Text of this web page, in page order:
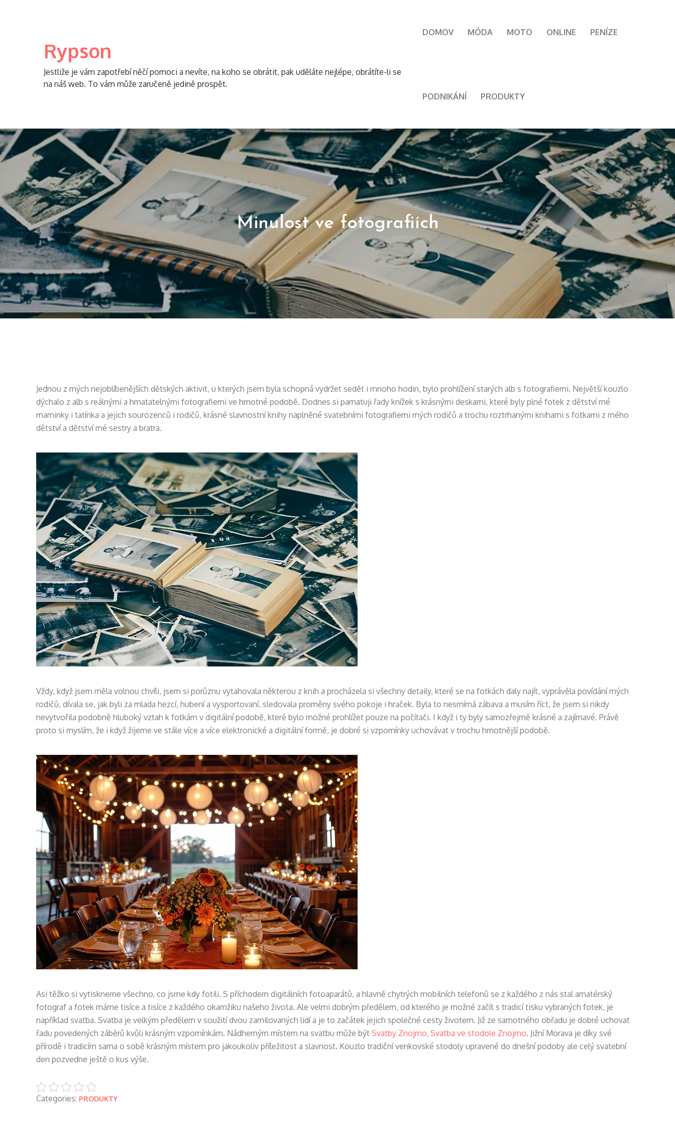
Rypson
Jestliže je vám zapotřebí něčí pomoci a nevíte, na koho se obrátit, pak uděláte nejlépe, obrátíte-li se
na náš web. To vám může zaručeně jedině prospět.
DOMOV MÓDA MOTO ONLINE PENÍZE
PODNIKÁNÍ PRODUKTY
Minulost ve fotografiích
Jednou z mých nejoblíbenějších dětských aktivit, u kterých jsem byla schopná vydržet sedět i mnoho hodin, bylo prohlížení starých alb s fotografiemi. Největší kouzlo
dýchalo z alb s reálnými a hmatatelnými fotografiemi ve hmotné podobě. Dodnes si pamatuji řady knížek s krásnými deskami, které byly plné fotek z dětství mé
maminky i tatínka a jejich sourozenců i rodičů, krásné slavnostní knihy naplněné svatebními fotografiemi mých rodičů a trochu roztrhanými knihami s fotkami z mého
dětství a dětství mé sestry a bratra.
Vždy, když jsem měla volnou chvíli, jsem si porůznu vytahovala některou z knih a procházela si všechny detaily, které se na fotkách daly najít, vyprávěla povídání mých
rodičů, dívala se, jak byli za mlada hezcí, hubení a vysportovaní, sledovala proměny svého pokoje i hraček. Byla to nesmírná zábava a musím říct, že jsem si nikdy
nevytvořila podobně hluboký vztah k fotkám v digitální podobě, které bylo možné prohlížet pouze na počítači. I když i ty byly samozřejmě krásné a zajímavé. Právě
proto si myslím, že i když žijeme ve stále více a více elektronické a digitální formě, je dobré si vzpomínky uchovávat v trochu hmotnější podobě.
Asi těžko si vytiskneme všechno, co jsme kdy fotili. S příchodem digitálních fotoaparátů, a hlavně chytrých mobilních telefonů se z každého z nás stal amatérský
fotograf a fotek máme tisíce a tisíce z každého okamžiku našeho života. Ale velmi dobrým předělem, od kterého je možné začít s tradicí tisku vybraných fotek, je
například svatba. Svatba je velkým předělem v soužití dvou zamilovaných lidí a je to začátek jejich společné cesty životem. Již ze samotného obřadu je dobré uchovat
řadu povedených záběrů kvůli krásným vzpomínkám. Nádherným místem na svatbu může být Svatby Znojmo, Svatba ve stodole Znojmo. Jižní Morava je díky své
přírodě i tradicím sama o sobě krásným místem pro jakoukoliv příležitost a slavnost. Kouzlo tradiční venkovské stodoly upravené do dnešní podoby ale celý svatební
den pozvedne ještě o kus výše.
Categories: PRODUKTY